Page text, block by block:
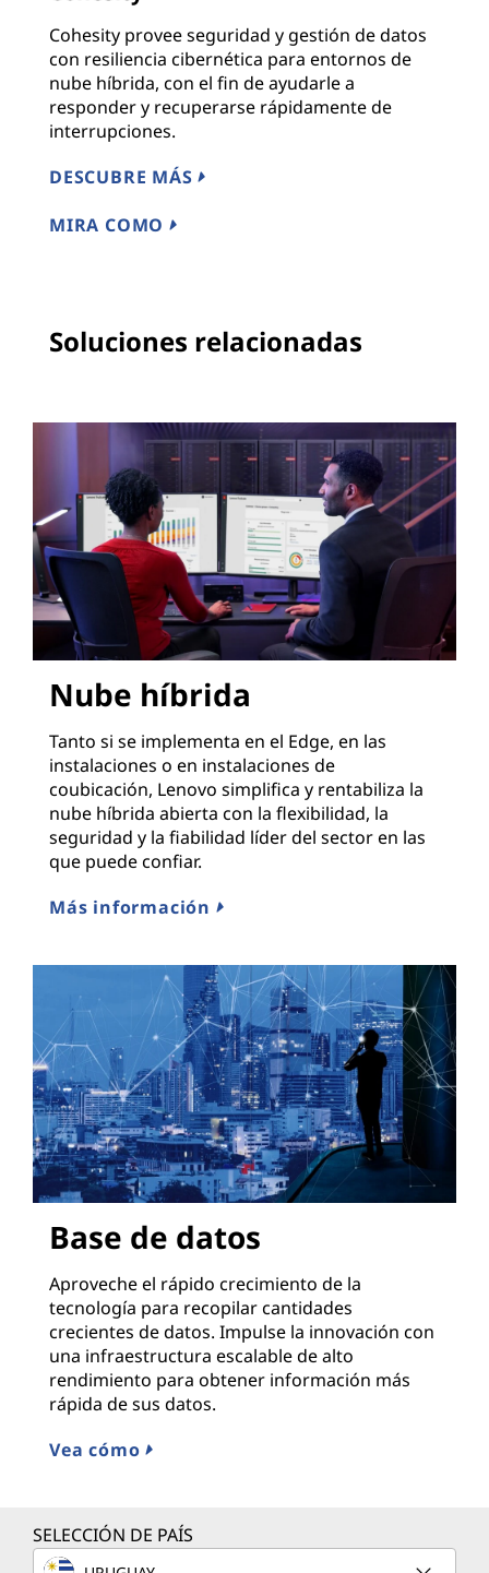
Cohesity provee seguridad y gestión de datos
con resiliencia cibernética para entornos de
nube híbrida, con el fin de ayudarle a
responder y recuperarse rápidamente de
interrupciones.
DESCUBRE MÁS
MIRA COMO
Soluciones relacionadas
Nube híbrida
Tanto si se implementa en el Edge, en las
instalaciones o en instalaciones de
coubicación, Lenovo simplifica y rentabiliza la
nube híbrida abierta con la flexibilidad, la
seguridad y la fiabilidad líder del sector en las
que puede confiar.
Más información
Base de datos
Aproveche el rápido crecimiento de la
tecnología para recopilar cantidades
crecientes de datos. Impulse la innovación con
una infraestructura escalable de alto
rendimiento para obtener información más
rápida de sus datos.
Vea cómo
SELECCIÓN DE PAÍS